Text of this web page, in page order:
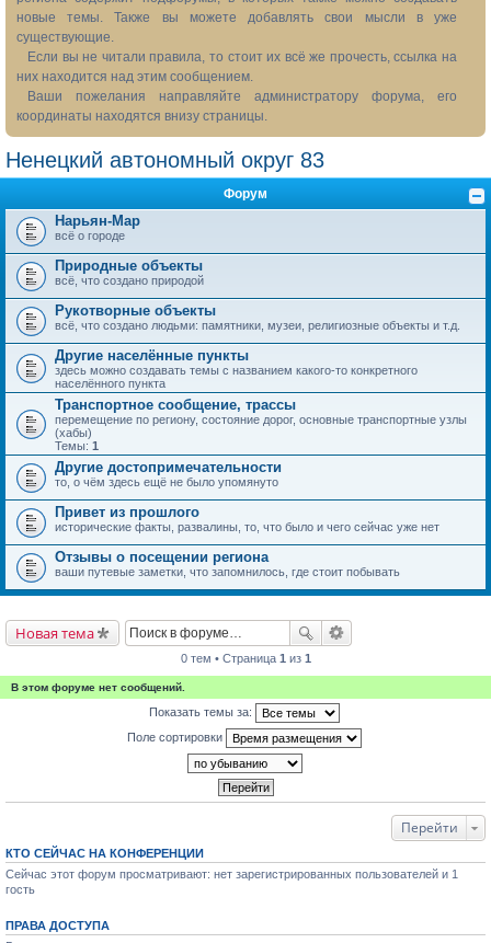
новые темы. Также вы можете добавлять свои мысли в уже
существующие.
Если вы не читали правила, то стоит их всё же прочесть, ссылка на
них находится над этим сообщением.
Ваши пожелания направляйте администратору форума, его
координаты находятся внизу страницы.
Ненецкий автономный округ 83
Форум
Нарьян-Мар
всё о городе
Природные объекты
всё, что создано природой
Рукотворные объекты
всё, что создано людьми: памятники, музеи, религиозные объекты и т.д.
Другие населённые пункты
здесь можно создавать темы с названием какого-то конкретного
населённого пункта
Транспортное сообщение, трассы
перемещение по региону, состояние дорог, основные транспортные узлы
(хабы)
Темы: 1
Другие достопримечательности
то, о чём здесь ещё не было упомянуто
Привет из прошлого
исторические факты, развалины, то, что было и чего сейчас уже нет
Отзывы о посещении региона
ваши путевые заметки, что запомнилось, где стоит побывать
Новая тема
0 тем • Страница 1 из 1
В этом форуме нет сообщений.
Показать темы за:
Поле сортировки
Перейти
КТО СЕЙЧАС НА КОНФЕРЕНЦИИ
Сейчас этот форум просматривают: нет зарегистрированных пользователей и 1
гость
ПРАВА ДОСТУПА